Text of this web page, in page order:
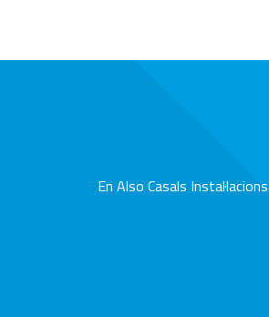
En Also Casals